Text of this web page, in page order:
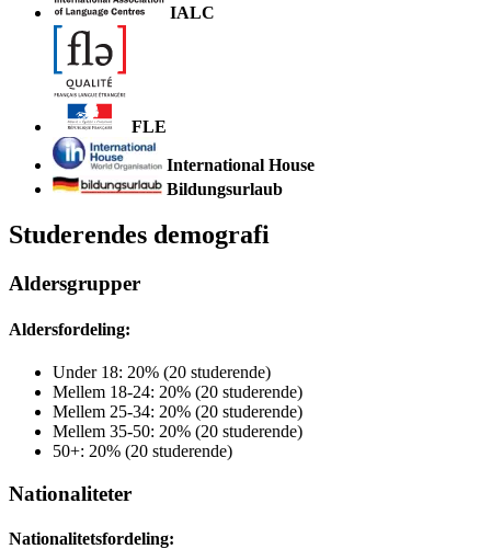
IALC
FLE
International House
Bildungsurlaub
Studerendes demografi
Aldersgrupper
Aldersfordeling:
Under 18: 20% (20 studerende)
Mellem 18-24: 20% (20 studerende)
Mellem 25-34: 20% (20 studerende)
Mellem 35-50: 20% (20 studerende)
50+: 20% (20 studerende)
Nationaliteter
Nationalitetsfordeling: